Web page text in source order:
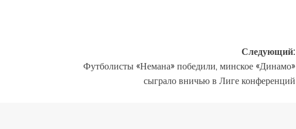
Следующий:
Футболисты «Немана» победили, минское «Динамо»
сыграло вничью в Лиге конференций